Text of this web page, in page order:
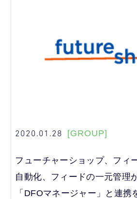
2020.01.28 [GROUP]
フューチャーショップ、フィ
自動化、フィードの一元管理
「DFOマネージャー」と連携